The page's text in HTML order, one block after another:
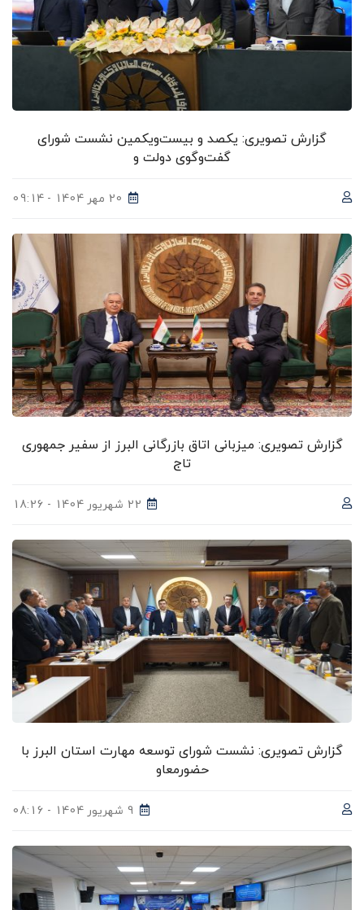
گزارش تصویری: یکصد و بیست‌ویکمین نشست شورای
گفت‌وگوی دولت و
20 مهر 1404 - 09:14
گزارش تصویری: میزبانی اتاق بازرگانی البرز از سفیر جمهوری
تاج
22 شهریور 1404 - 18:26
گزارش تصویری: نشست شورای توسعه مهارت استان البرز با
حضورمعاو
9 شهریور 1404 - 08:16